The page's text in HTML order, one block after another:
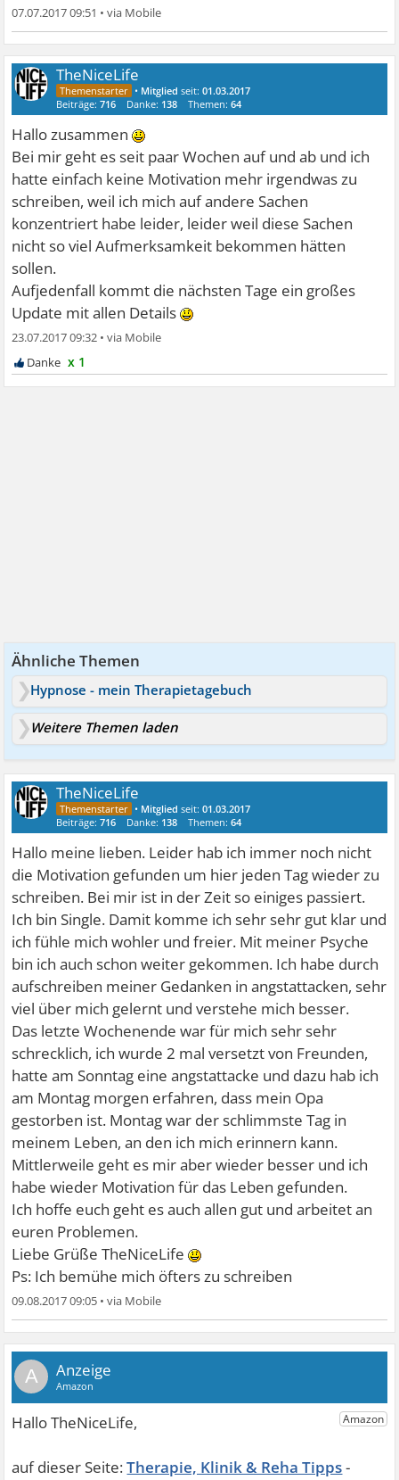
07.07.2017 09:51 •
TheNiceLife
• Mitglied seit:01.03.2017
Beiträge:716 Danke: 138 Themen:64
Hallo zusammen
Bei mir geht es seit paar Wochen auf und ab und ich
hatte einfach keine Motivation mehr irgendwas zu
schreiben, weil ich mich auf andere Sachen
konzentriert habe leider, leider weil diese Sachen
nicht so viel Aufmerksamkeit bekommen hätten
sollen.
Aufjedenfall kommt die nächsten Tage ein großes
Update mit allen Details
23.07.2017 09:32 •
x 1
Ähnliche Themen
Hypnose - mein Therapietagebuch
Weitere Themen laden
TheNiceLife
• Mitglied seit:01.03.2017
Beiträge:716 Danke: 138 Themen:64
Hallo meine lieben. Leider hab ich immer noch nicht
die Motivation gefunden um hier jeden Tag wieder zu
schreiben. Bei mir ist in der Zeit so einiges passiert.
Ich bin Single. Damit komme ich sehr sehr gut klar und
ich fühle mich wohler und freier. Mit meiner Psyche
bin ich auch schon weiter gekommen. Ich habe durch
aufschreiben meiner Gedanken in angstattacken, sehr
viel über mich gelernt und verstehe mich besser.
Das letzte Wochenende war für mich sehr sehr
schrecklich, ich wurde 2 mal versetzt von Freunden,
hatte am Sonntag eine angstattacke und dazu hab ich
am Montag morgen erfahren, dass mein Opa
gestorben ist. Montag war der schlimmste Tag in
meinem Leben, an den ich mich erinnern kann.
Mittlerweile geht es mir aber wieder besser und ich
habe wieder Motivation für das Leben gefunden.
Ich hoffe euch geht es auch allen gut und arbeitet an
euren Problemen.
Liebe Grüße TheNiceLife
Ps: Ich bemühe mich öfters zu schreiben
09.08.2017 09:05 •
A
Therapie, Klinik & Reha Tipps